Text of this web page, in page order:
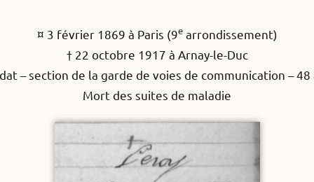
¤ 3 février 1869 à Paris (9earrondissement)
† 22 octobre 1917 à Arnay-le-Duc
– section de la garde de voies de communication – 48
Mort des suites de maladie